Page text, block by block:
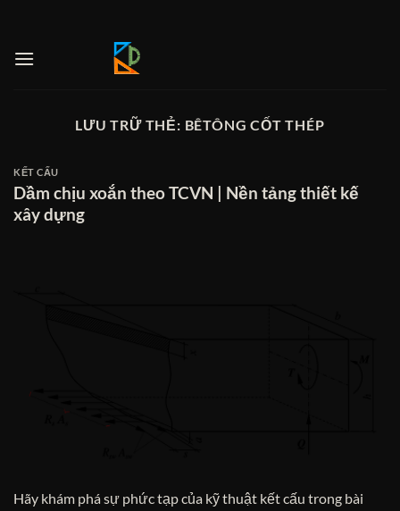
nội
LƯU TRỮ THẺ: BÊTÔNG CỐT THÉP
KẾT CẤU
Dầm chịu xoắn theo TCVN | Nền tảng thiết kế
xây dựng
Hãy khám phá sự phức tạp của kỹ thuật kết cấu trong bài